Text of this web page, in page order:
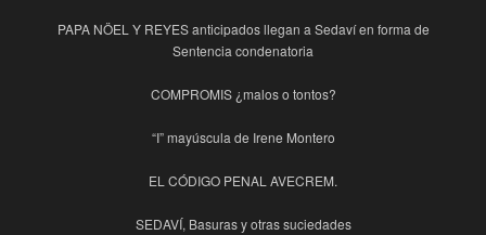
PAPA NÖEL Y REYES anticipados llegan a Sedaví en forma de
Sentencia condenatoria
COMPROMIS ¿malos o tontos?
“I” mayúscula de Irene Montero
EL CÓDIGO PENAL AVECREM.
SEDAVÍ, Basuras y otras suciedades